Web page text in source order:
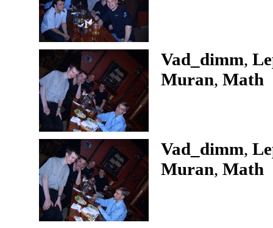
Vad_dimm,
Muran, Math
Vad_dimm,
Muran, Math